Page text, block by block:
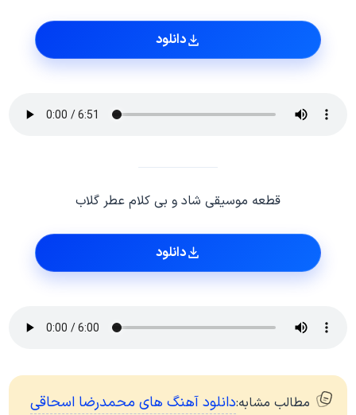
دانلود
قطعه موسیقی شاد و بی کلام عطر گلاب
دانلود
مطالب مشابه:دانلود آهنگ های محمدرضا اسحاقی